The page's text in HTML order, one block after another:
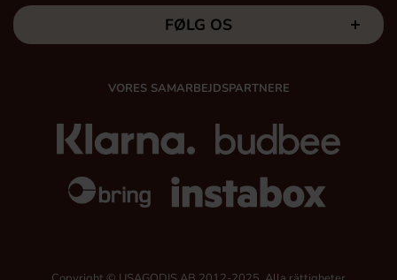
FØLG OS
VORES SAMARBEJDSPARTNERE